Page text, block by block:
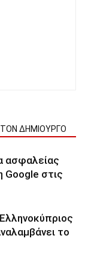
ΔΗΜΙΟΥΡΓΟ
ασφαλείας
στις
το